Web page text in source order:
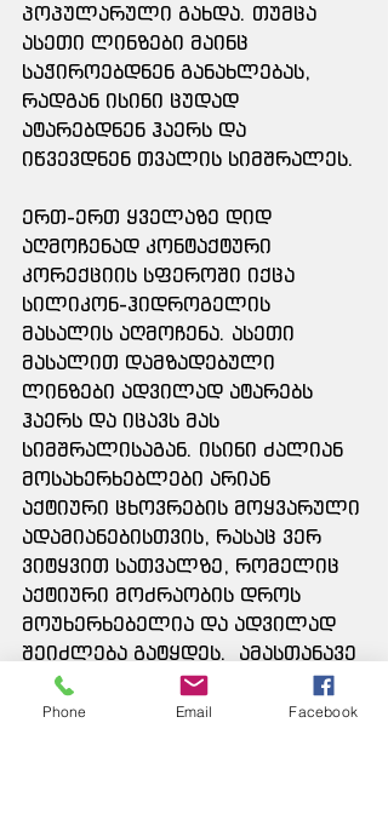
პოპულარული გახდა. თუმცა
ასეთი ლინზები მაინც
საჭიროებდნენ განახლებას,
რადგან ისინი ცუდად
ატარებდნენ ჰაერს და
იწვევდნენ თვალის სიმშრალეს.
ერთ-ერთ ყველაზე დიდ
აღმოჩენად კონტაქტური
კორექციის სფეროში იქცა
სილიკონ-ჰიდროგელის
მასალის აღმოჩენა. ასეთი
მასალით დამზადებული
ლინზები ადვილად ატარებს
ჰაერს და იცავს მას
სიმშრალისაგან. ისინი ძალიან
მოსახერხებლები არიან
აქტიური ცხოვრების მოყვარული
ადამიანებისთვის, რასაც ვერ
ვიტყვით სათვალზე, რომელიც
აქტიური მოძრაობის დროს
მოუხერხებელია და ადვილად
შეიძლება გატყდეს.  ამასთანავე
სათვალე ამახინჯებს ობიექტის
ფორმასა და ზომას,  მალავს
Phone Email Facebook